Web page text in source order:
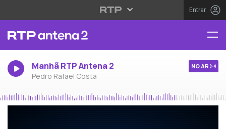
Entrar
Manhã RTP Antena 2
Pedro Rafael Costa
NO AR